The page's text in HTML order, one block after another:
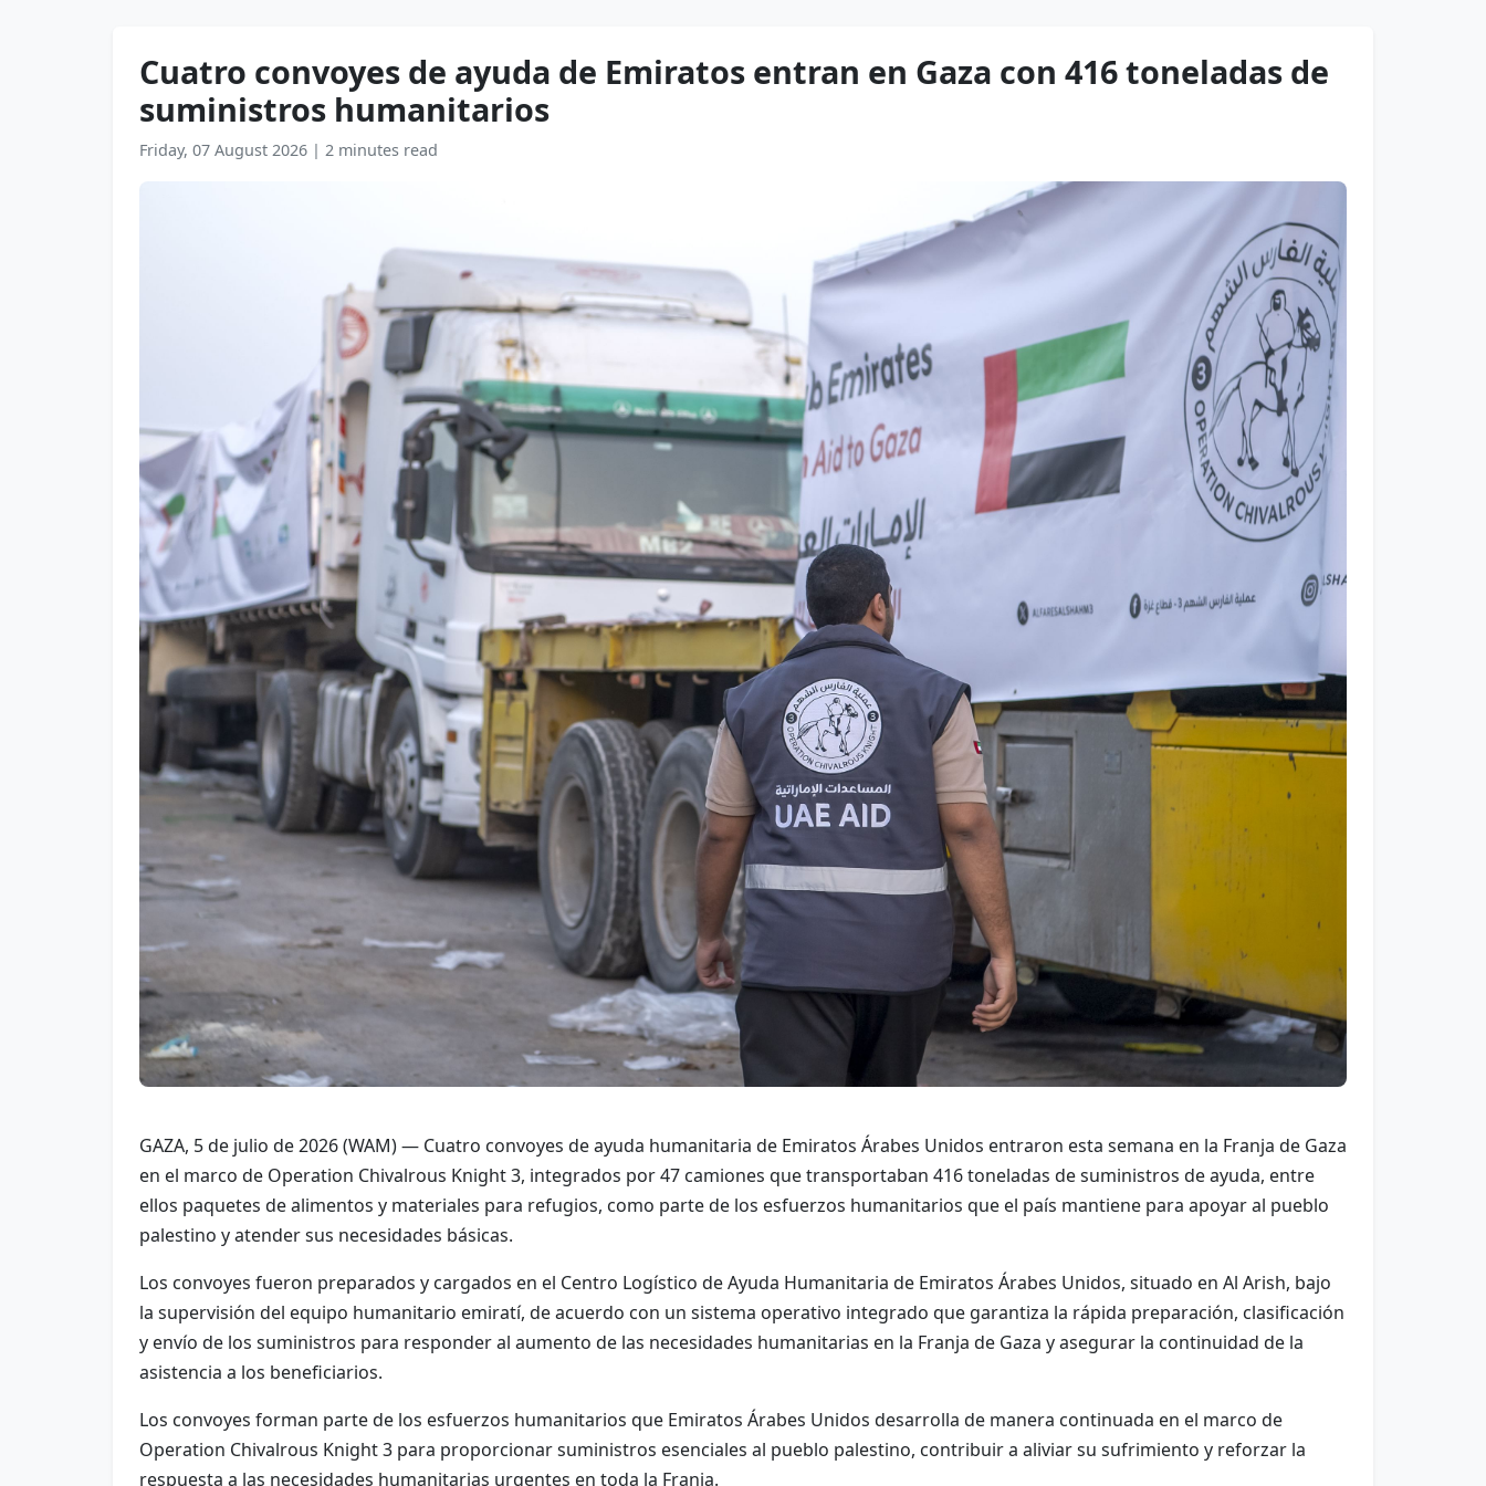
Cuatro convoyes de ayuda de Emiratos entran en Gaza con 416 toneladas de
suministros humanitarios
Friday, 07 August 2026 | 2 minutes read
GAZA, 5 de julio de 2026 (WAM) — Cuatro convoyes de ayuda humanitaria de Emiratos Árabes Unidos entraron esta semana en la Franja de Gaza
en el marco de Operation Chivalrous Knight 3, integrados por 47 camiones que transportaban 416 toneladas de suministros de ayuda, entre
ellos paquetes de alimentos y materiales para refugios, como parte de los esfuerzos humanitarios que el país mantiene para apoyar al pueblo
palestino y atender sus necesidades básicas.
Los convoyes fueron preparados y cargados en el Centro Logístico de Ayuda Humanitaria de Emiratos Árabes Unidos, situado en Al Arish, bajo
la supervisión del equipo humanitario emiratí, de acuerdo con un sistema operativo integrado que garantiza la rápida preparación, clasificación
y envío de los suministros para responder al aumento de las necesidades humanitarias en la Franja de Gaza y asegurar la continuidad de la
asistencia a los beneficiarios.
Los convoyes forman parte de los esfuerzos humanitarios que Emiratos Árabes Unidos desarrolla de manera continuada en el marco de
Operation Chivalrous Knight 3 para proporcionar suministros esenciales al pueblo palestino, contribuir a aliviar su sufrimiento y reforzar la
respuesta a las necesidades humanitarias urgentes en toda la Franja.